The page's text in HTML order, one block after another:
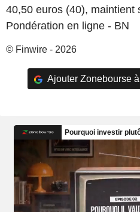
40,50 euros (40), maintient
Pondération en ligne - BN
© Finwire - 2026
Ajouter Zonebourse